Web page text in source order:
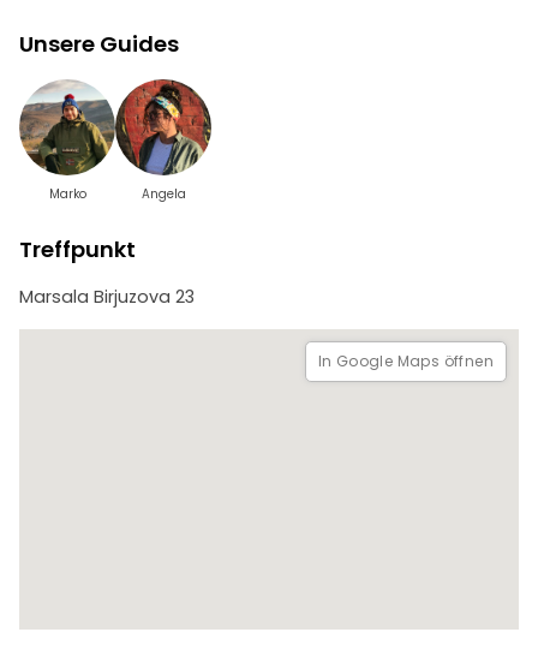
Unsere Guides
Marko Angela
Treffpunkt
Marsala Birjuzova 23
In Google Maps öffnen